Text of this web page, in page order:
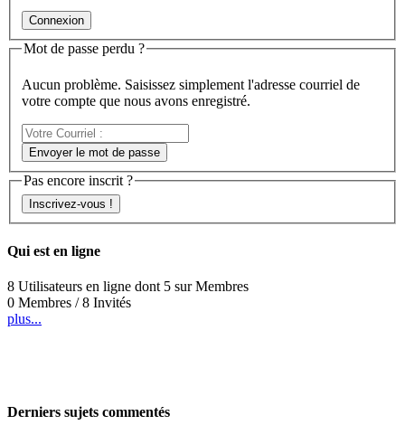
Mot de passe perdu ?
Aucun problème. Saisissez simplement l'adresse courriel de
votre compte que nous avons enregistré.
Votre
Courriel
:
Envoyer le mot de passe
Pas encore inscrit ?
Inscrivez-vous !
Qui est en ligne
8 Utilisateurs en ligne dont 5 sur Membres
0 Membres / 8 Invités
plus...
Derniers sujets commentés